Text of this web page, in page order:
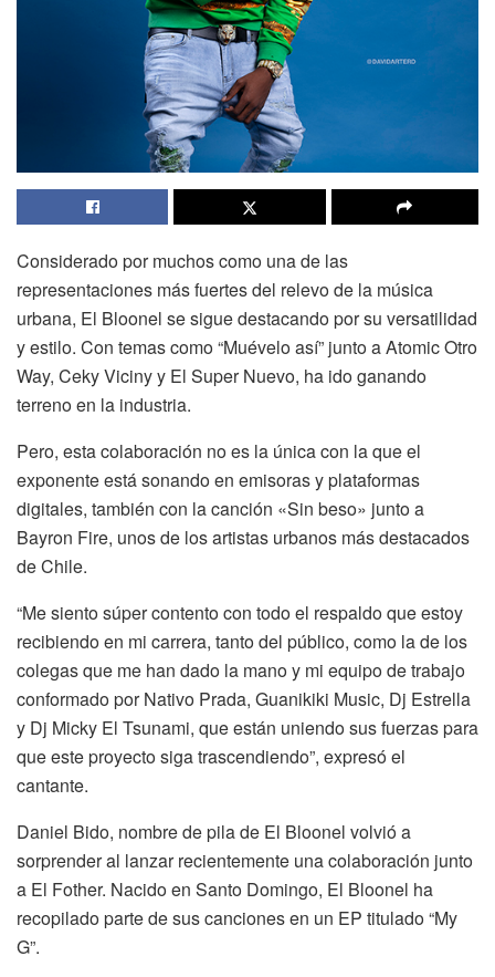
Considerado por muchos como una de las
representaciones más fuertes del relevo de la música
urbana, El Bloonel se sigue destacando por su versatilidad
y estilo. Con temas como “Muévelo así” junto a Atomic Otro
Way, Ceky Viciny y El Super Nuevo, ha ido ganando
terreno en la industria.
Pero, esta colaboración no es la única con la que el
exponente está sonando en emisoras y plataformas
digitales, también con la canción «Sin beso» junto a
Bayron Fire, unos de los artistas urbanos más destacados
de Chile.
“Me siento súper contento con todo el respaldo que estoy
recibiendo en mi carrera, tanto del público, como la de los
colegas que me han dado la mano y mi equipo de trabajo
conformado por Nativo Prada, Guanikiki Music, Dj Estrella
y Dj Micky El Tsunami, que están uniendo sus fuerzas para
que este proyecto siga trascendiendo”, expresó el
cantante.
Daniel Bido, nombre de pila de El Bloonel volvió a
sorprender al lanzar recientemente una colaboración junto
a El Fother. Nacido en Santo Domingo, El Bloonel ha
recopilado parte de sus canciones en un EP titulado “My
G”.